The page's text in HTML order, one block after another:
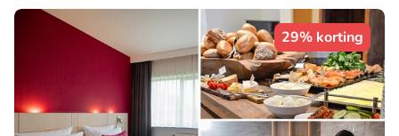
29% korting